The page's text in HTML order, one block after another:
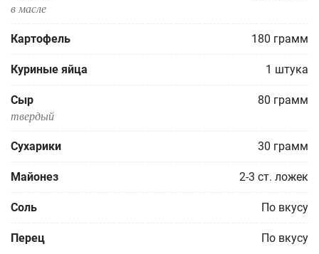
в масле
Картофель 180 грамм
Куриные яйца 1 штука
Сыр 80 грамм
твердый
Сухарики 30 грамм
Майонез 2-3 ст. ложек
Соль По вкусу
Перец По вкусу